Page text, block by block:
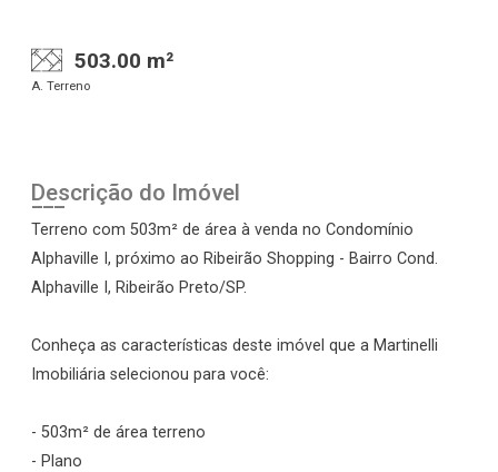
503.00 m²
A. Terreno
Descrição do Imóvel
Terreno com 503m² de área à venda no Condomínio
Alphaville I, próximo ao Ribeirão Shopping - Bairro Cond.
Alphaville I, Ribeirão Preto/SP.
Conheça as características deste imóvel que a Martinelli
Imobiliária selecionou para você:
- 503m² de área terreno
- Plano